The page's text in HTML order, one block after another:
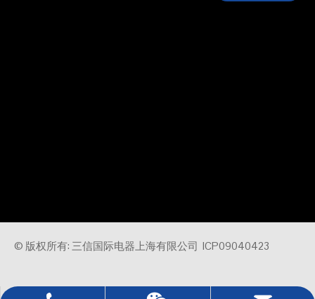
© 版权所有: 三信国际电器上海有限公司 ICP09040423